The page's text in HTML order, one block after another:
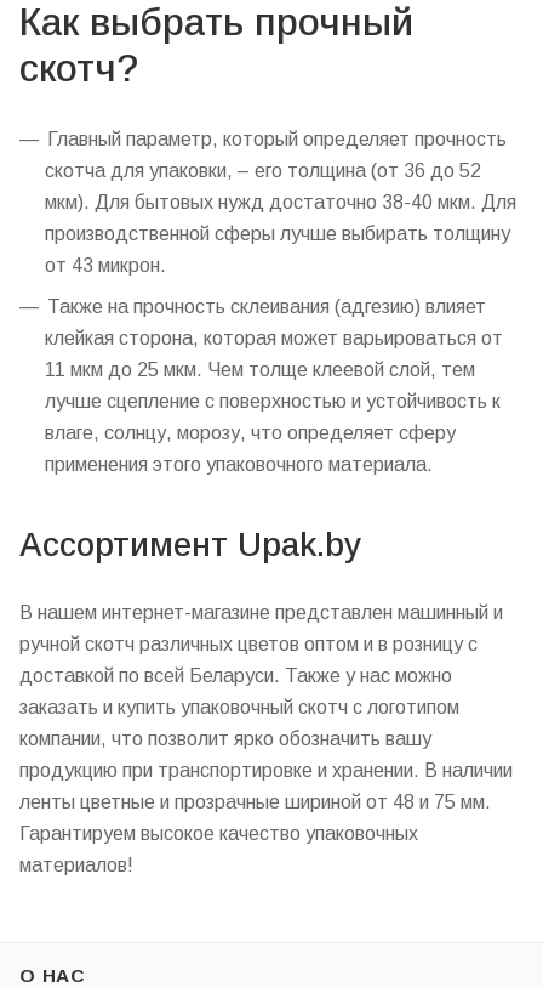
Как выбрать прочный
скотч?
Главный параметр, который определяет прочность
скотча для упаковки, – его толщина (от 36 до 52
мкм). Для бытовых нужд достаточно 38-40 мкм. Для
производственной сферы лучше выбирать толщину
от 43 микрон.
Также на прочность склеивания (адгезию) влияет
клейкая сторона, которая может варьироваться от
11 мкм до 25 мкм. Чем толще клеевой слой, тем
лучше сцепление с поверхностью и устойчивость к
влаге, солнцу, морозу, что определяет сферу
применения этого упаковочного материала.
Ассортимент Upak.by
В нашем интернет-магазине представлен машинный и
ручной скотч различных цветов оптом и в розницу с
доставкой по всей Беларуси. Также у нас можно
заказать и купить упаковочный скотч с логотипом
компании, что позволит ярко обозначить вашу
продукцию при транспортировке и хранении. В наличии
ленты цветные и прозрачные шириной от 48 и 75 мм.
Гарантируем высокое качество упаковочных
материалов!
О НАС